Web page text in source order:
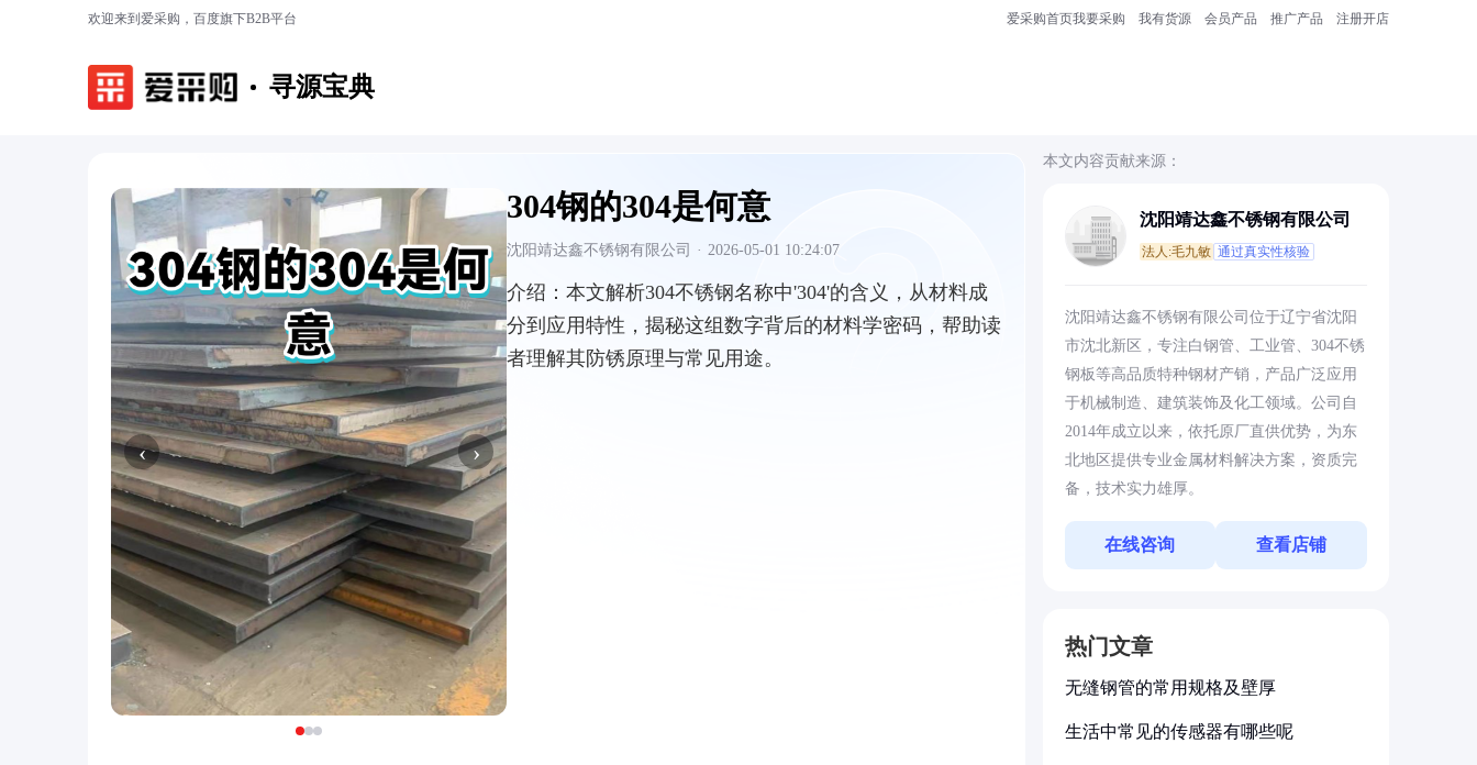
欢迎来到爱采购，百度旗下B2B平台 爱采购首页我要采购 我有货源 会员产品 推广产品 注册开店
寻源宝典
‹ ›
304钢的304是何意
沈阳靖达鑫不锈钢有限公司 · 2026-05-01 10:24:07
介绍： 本文解析304不锈钢名称中'304'的含义，从材料成
分到应用特性，揭秘这组数字背后的材料学密码，帮助读
者理解其防锈原理与常见用途。
本文内容贡献来源：
沈阳靖达鑫不锈钢有限公司
法人:毛九敏 通过真实性核验
沈阳靖达鑫不锈钢有限公司位于辽宁省沈阳
市沈北新区，专注白钢管、工业管、304不锈
钢板等高品质特种钢材产销，产品广泛应用
于机械制造、建筑装饰及化工领域。公司自
2014年成立以来，依托原厂直供优势，为东
北地区提供专业金属材料解决方案，资质完
备，技术实力雄厚。
在线咨询 查看店铺
热门文章
无缝钢管的常用规格及壁厚
生活中常见的传感器有哪些呢